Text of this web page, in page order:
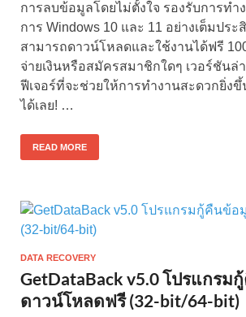
การลบข้อมูลโดยไม่ตั้งใจ รองรับการท
การ Windows 10 และ 11 อย่างเต็มปร
สามารถดาวน์โหลดและใช้งานได้ฟรี
จ่ายเงินหรือสมัครสมาชิกใดๆ เวอร์ชัน
ฟีเจอร์ที่จะช่วยให้การทำงานสะดวกยิ่ง
ได้เลย! …
READ MORE
DATA RECOVERY
GetDataBack v5.0 โปรแกรม
ดาวน์โหลดฟรี (32-bit/64-bit)